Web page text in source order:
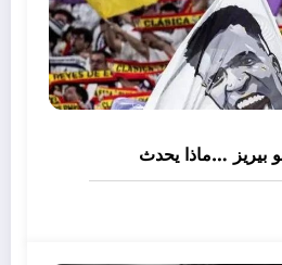
بيريز …ماذا يحدث